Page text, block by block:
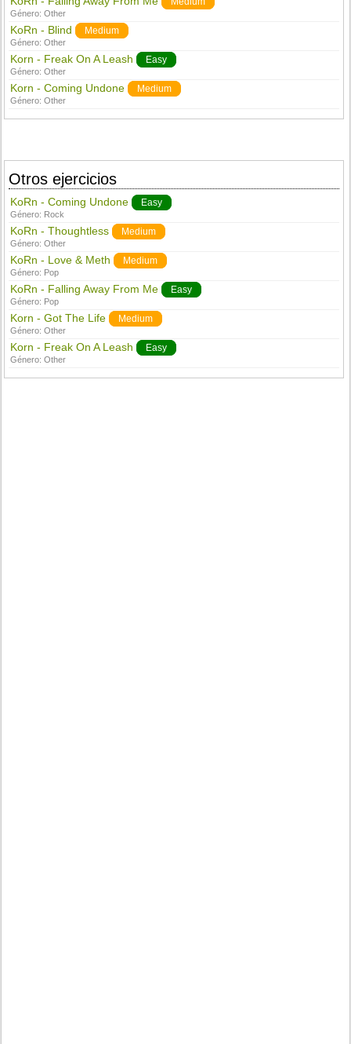
Género:Other
KoRn - Blind Medium
Género:Other
Korn - Freak On A Leash Easy
Género:Other
Korn - Coming Undone Medium
Género:Other
Otros ejercicios
KoRn - Coming Undone Easy
Género: Rock
KoRn - Thoughtless Medium
Género:Other
KoRn - Love & Meth Medium
Género: Pop
KoRn - Falling Away From Me Easy
Género: Pop
Korn - Got The Life Medium
Género:Other
Korn - Freak On A Leash Easy
Género:Other